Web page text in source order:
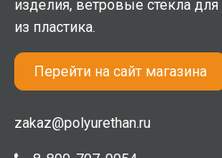
изделия, ветровые стекла
из пластика.
Перейти на сайт магазина
zakaz@polyurethan.ru